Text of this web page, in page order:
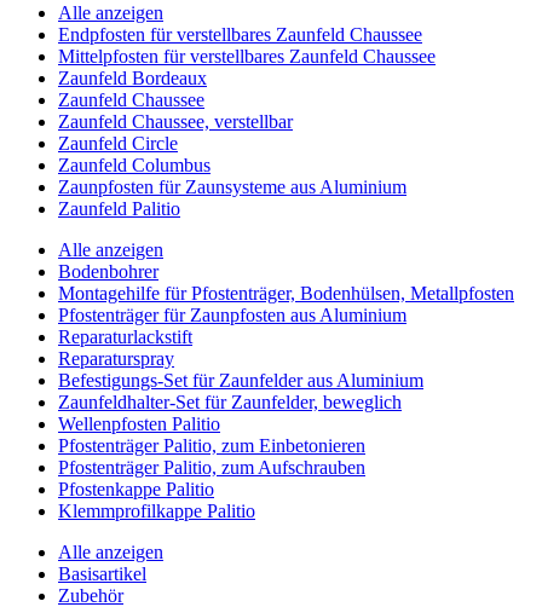
Alle anzeigen
Endpfosten für verstellbares Zaunfeld Chaussee
Mittelpfosten für verstellbares Zaunfeld Chaussee
Zaunfeld Bordeaux
Zaunfeld Chaussee
Zaunfeld Chaussee, verstellbar
Zaunfeld Circle
Zaunfeld Columbus
Zaunpfosten für Zaunsysteme aus Aluminium
Zaunfeld Palitio
Alle anzeigen
Bodenbohrer
Montagehilfe für Pfostenträger, Bodenhülsen, Metallpfosten
Pfostenträger für Zaunpfosten aus Aluminium
Reparaturlackstift
Reparaturspray
Befestigungs-Set für Zaunfelder aus Aluminium
Zaunfeldhalter-Set für Zaunfelder, beweglich
Wellenpfosten Palitio
Pfostenträger Palitio, zum Einbetonieren
Pfostenträger Palitio, zum Aufschrauben
Pfostenkappe Palitio
Klemmprofilkappe Palitio
Alle anzeigen
Basisartikel
Zubehör